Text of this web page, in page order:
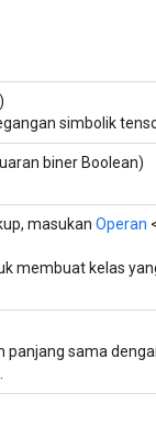
simbolik
biner Boolean)
masukan Operan
membuat kelas
panjang sama